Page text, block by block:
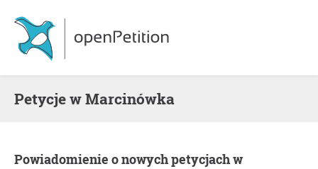
Petycje w Marcinówka
Powiadomienie o nowych petycjach w